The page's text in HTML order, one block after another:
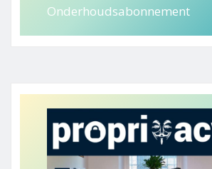
Onderhoudsabonnement